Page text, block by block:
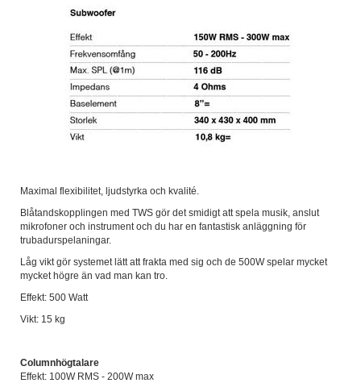
Maximal flexibilitet, ljudstyrka och kvalité.
Blåtandskopplingen med TWS gör det smidigt att spela musik, anslut
mikrofoner och instrument och du har en fantastisk anläggning för
trubadurspelaningar.
Låg vikt gör systemet lätt att frakta med sig och de 500W spelar mycket
mycket högre än vad man kan tro.
Effekt: 500 Watt
Vikt: 15 kg
Columnhögtalare
Effekt: 100W RMS - 200W max